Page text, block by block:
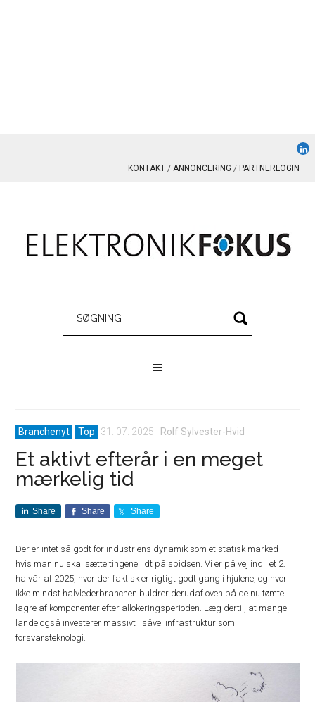
KONTAKT ANNONCERING PARTNERLOGIN
Branchenyt Top 31. 07. 2025 Rolf Sylvester-Hvid
Et aktivt efterår i en meget
mærkelig tid
Share Share Share
Der er intet så godt for industriens dynamik som et statisk marked –
hvis man nu skal sætte tingene lidt på spidsen. Vi er på vej ind i et 2.
halvår af 2025, hvor der faktisk er rigtigt godt gang i hjulene, og hvor
ikke mindst halvlederbranchen buldrer derudaf oven på de nu tømte
lagre af komponenter efter allokeringsperioden. Læg dertil, at mange
lande også investerer massivt i såvel infrastruktur som
forsvarsteknologi.